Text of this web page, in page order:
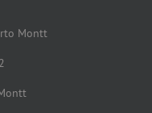
Montt